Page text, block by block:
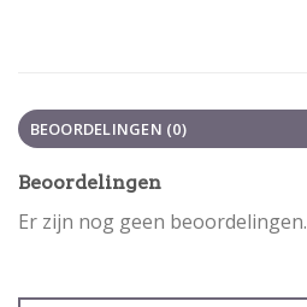
BEOORDELINGEN (0)
Beoordelingen
Er zijn nog geen beoordelingen.